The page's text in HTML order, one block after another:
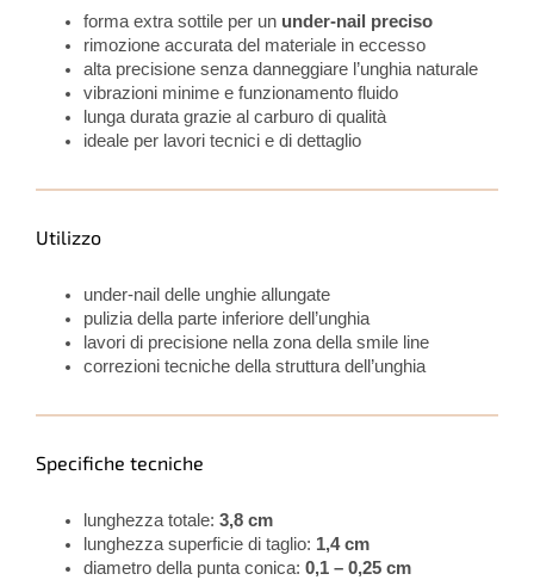
forma extra sottile per un under-nail preciso
rimozione accurata del materiale in eccesso
alta precisione senza danneggiare l’unghia naturale
vibrazioni minime e funzionamento fluido
lunga durata grazie al carburo di qualità
ideale per lavori tecnici e di dettaglio
Utilizzo
under-nail delle unghie allungate
pulizia della parte inferiore dell’unghia
lavori di precisione nella zona della smile line
correzioni tecniche della struttura dell’unghia
Specifiche tecniche
lunghezza totale: 3,8 cm
lunghezza superficie di taglio: 1,4 cm
diametro della punta conica: 0,1 – 0,25 cm